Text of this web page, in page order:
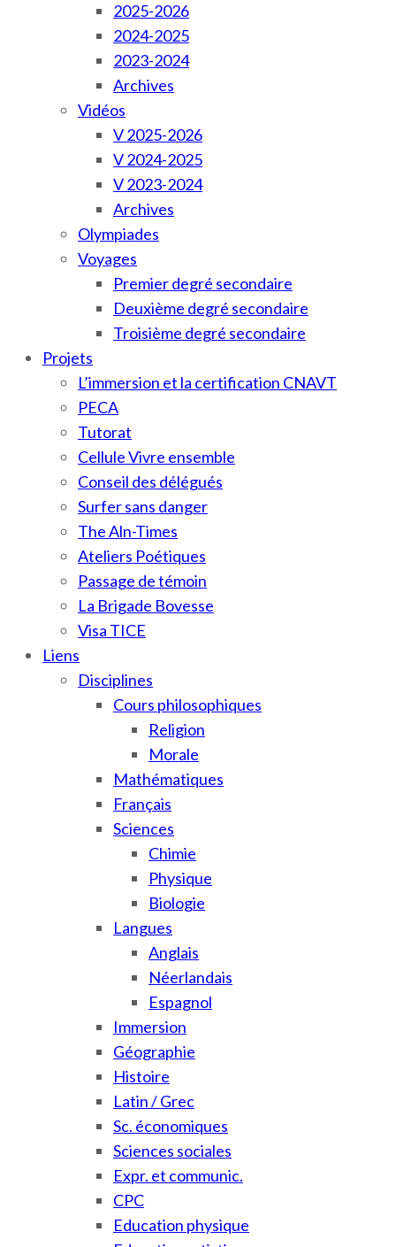
2025-2026
2024-2025
2023-2024
Archives
Vidéos
V 2025-2026
V 2024-2025
V 2023-2024
Archives
Olympiades
Voyages
Premier degré secondaire
Deuxième degré secondaire
Troisième degré secondaire
Projets
L’immersion et la certification CNAVT
PECA
Tutorat
Cellule Vivre ensemble
Conseil des délégués
Surfer sans danger
The Aln-Times
Ateliers Poétiques
Passage de témoin
La Brigade Bovesse
Visa TICE
Liens
Disciplines
Cours philosophiques
Religion
Morale
Mathématiques
Français
Sciences
Chimie
Physique
Biologie
Langues
Anglais
Néerlandais
Espagnol
Immersion
Géographie
Histoire
Latin / Grec
Sc. économiques
Sciences sociales
Expr. et communic.
CPC
Education physique